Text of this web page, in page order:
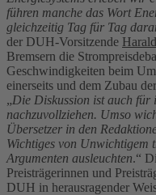
führen manche das Wort
gleichzeitig Tag für Tag
der DUH-Vorsitzende
Bremsern die
Geschwindigkeiten beim
einerseits und dem Zubau
„Die Diskussion ist auch für
nachzuvollziehen. Umso
Übersetzer in den
Wichtiges von Unwichtigem
Argumenten ausleuchten.“
Preisträgerinnen und
DUH in herausragender